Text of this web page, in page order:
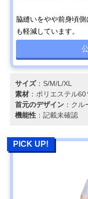
脇縫いをやや前身頃
も軽減しています。
サイズ：S/M/L/XL
素材 ：ポリエステル
首元のデザイン ：クル
機能性 ：記載未確認
PICK UP!